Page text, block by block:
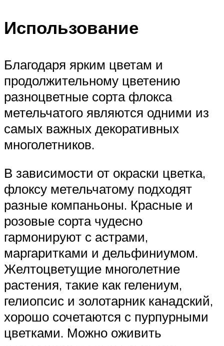
Использование
Благодаря ярким цветам и
продолжительному цветению
разноцветные сорта флокса
метельчатого являются одними из
самых важных декоративных
многолетников.
В зависимости от окраски цветка,
флоксу метельчатому подходят
разные компаньоны. Красные и
розовые сорта чудесно
гармонируют с астрами,
маргаритками и дельфиниумом.
Желтоцветущие многолетние
растения, такие как гелениум,
гелиопсис и золотарник канадский,
хорошо сочетаются с пурпурными
цветками. Можно оживить